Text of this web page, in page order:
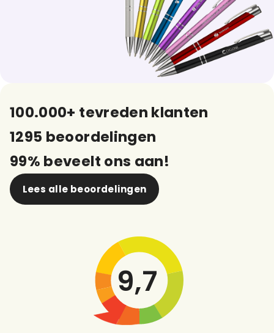
100.000+ tevreden klanten
1295 beoordelingen
99% beveelt ons aan!
Lees alle beoordelingen
9,7